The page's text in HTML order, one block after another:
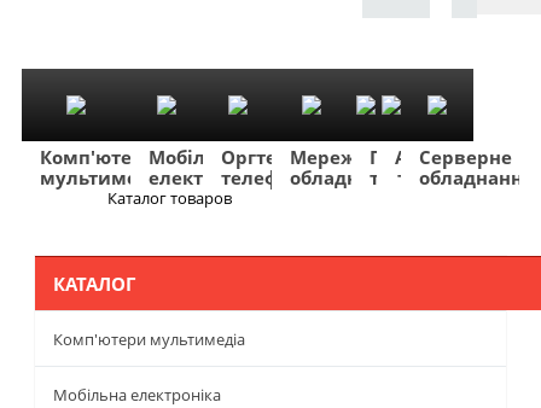
Комп'ютери
мультимедіа
Мобільна
електроніка
Оргтехніка
телефонія
Мережеве
обладнання
Побутова
техніка
TV
та
Фото
та
Авто
та
Серверне
обладнання
Каталог товаров
КАТАЛОГ
Комп'ютери мультимедіа
Мобільна електроніка